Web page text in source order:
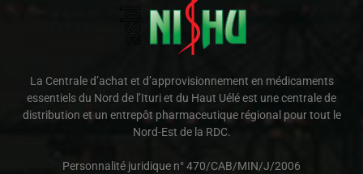
La Centrale d’achat et d’approvisionnement en médicaments
essentiels du Nord de l’Ituri et du Haut Uélé est une centrale de
distribution et un entrepôt pharmaceutique régional pour tout le
Nord-Est de la RDC.
Personnalité juridique n° 470/CAB/MIN/J/2006